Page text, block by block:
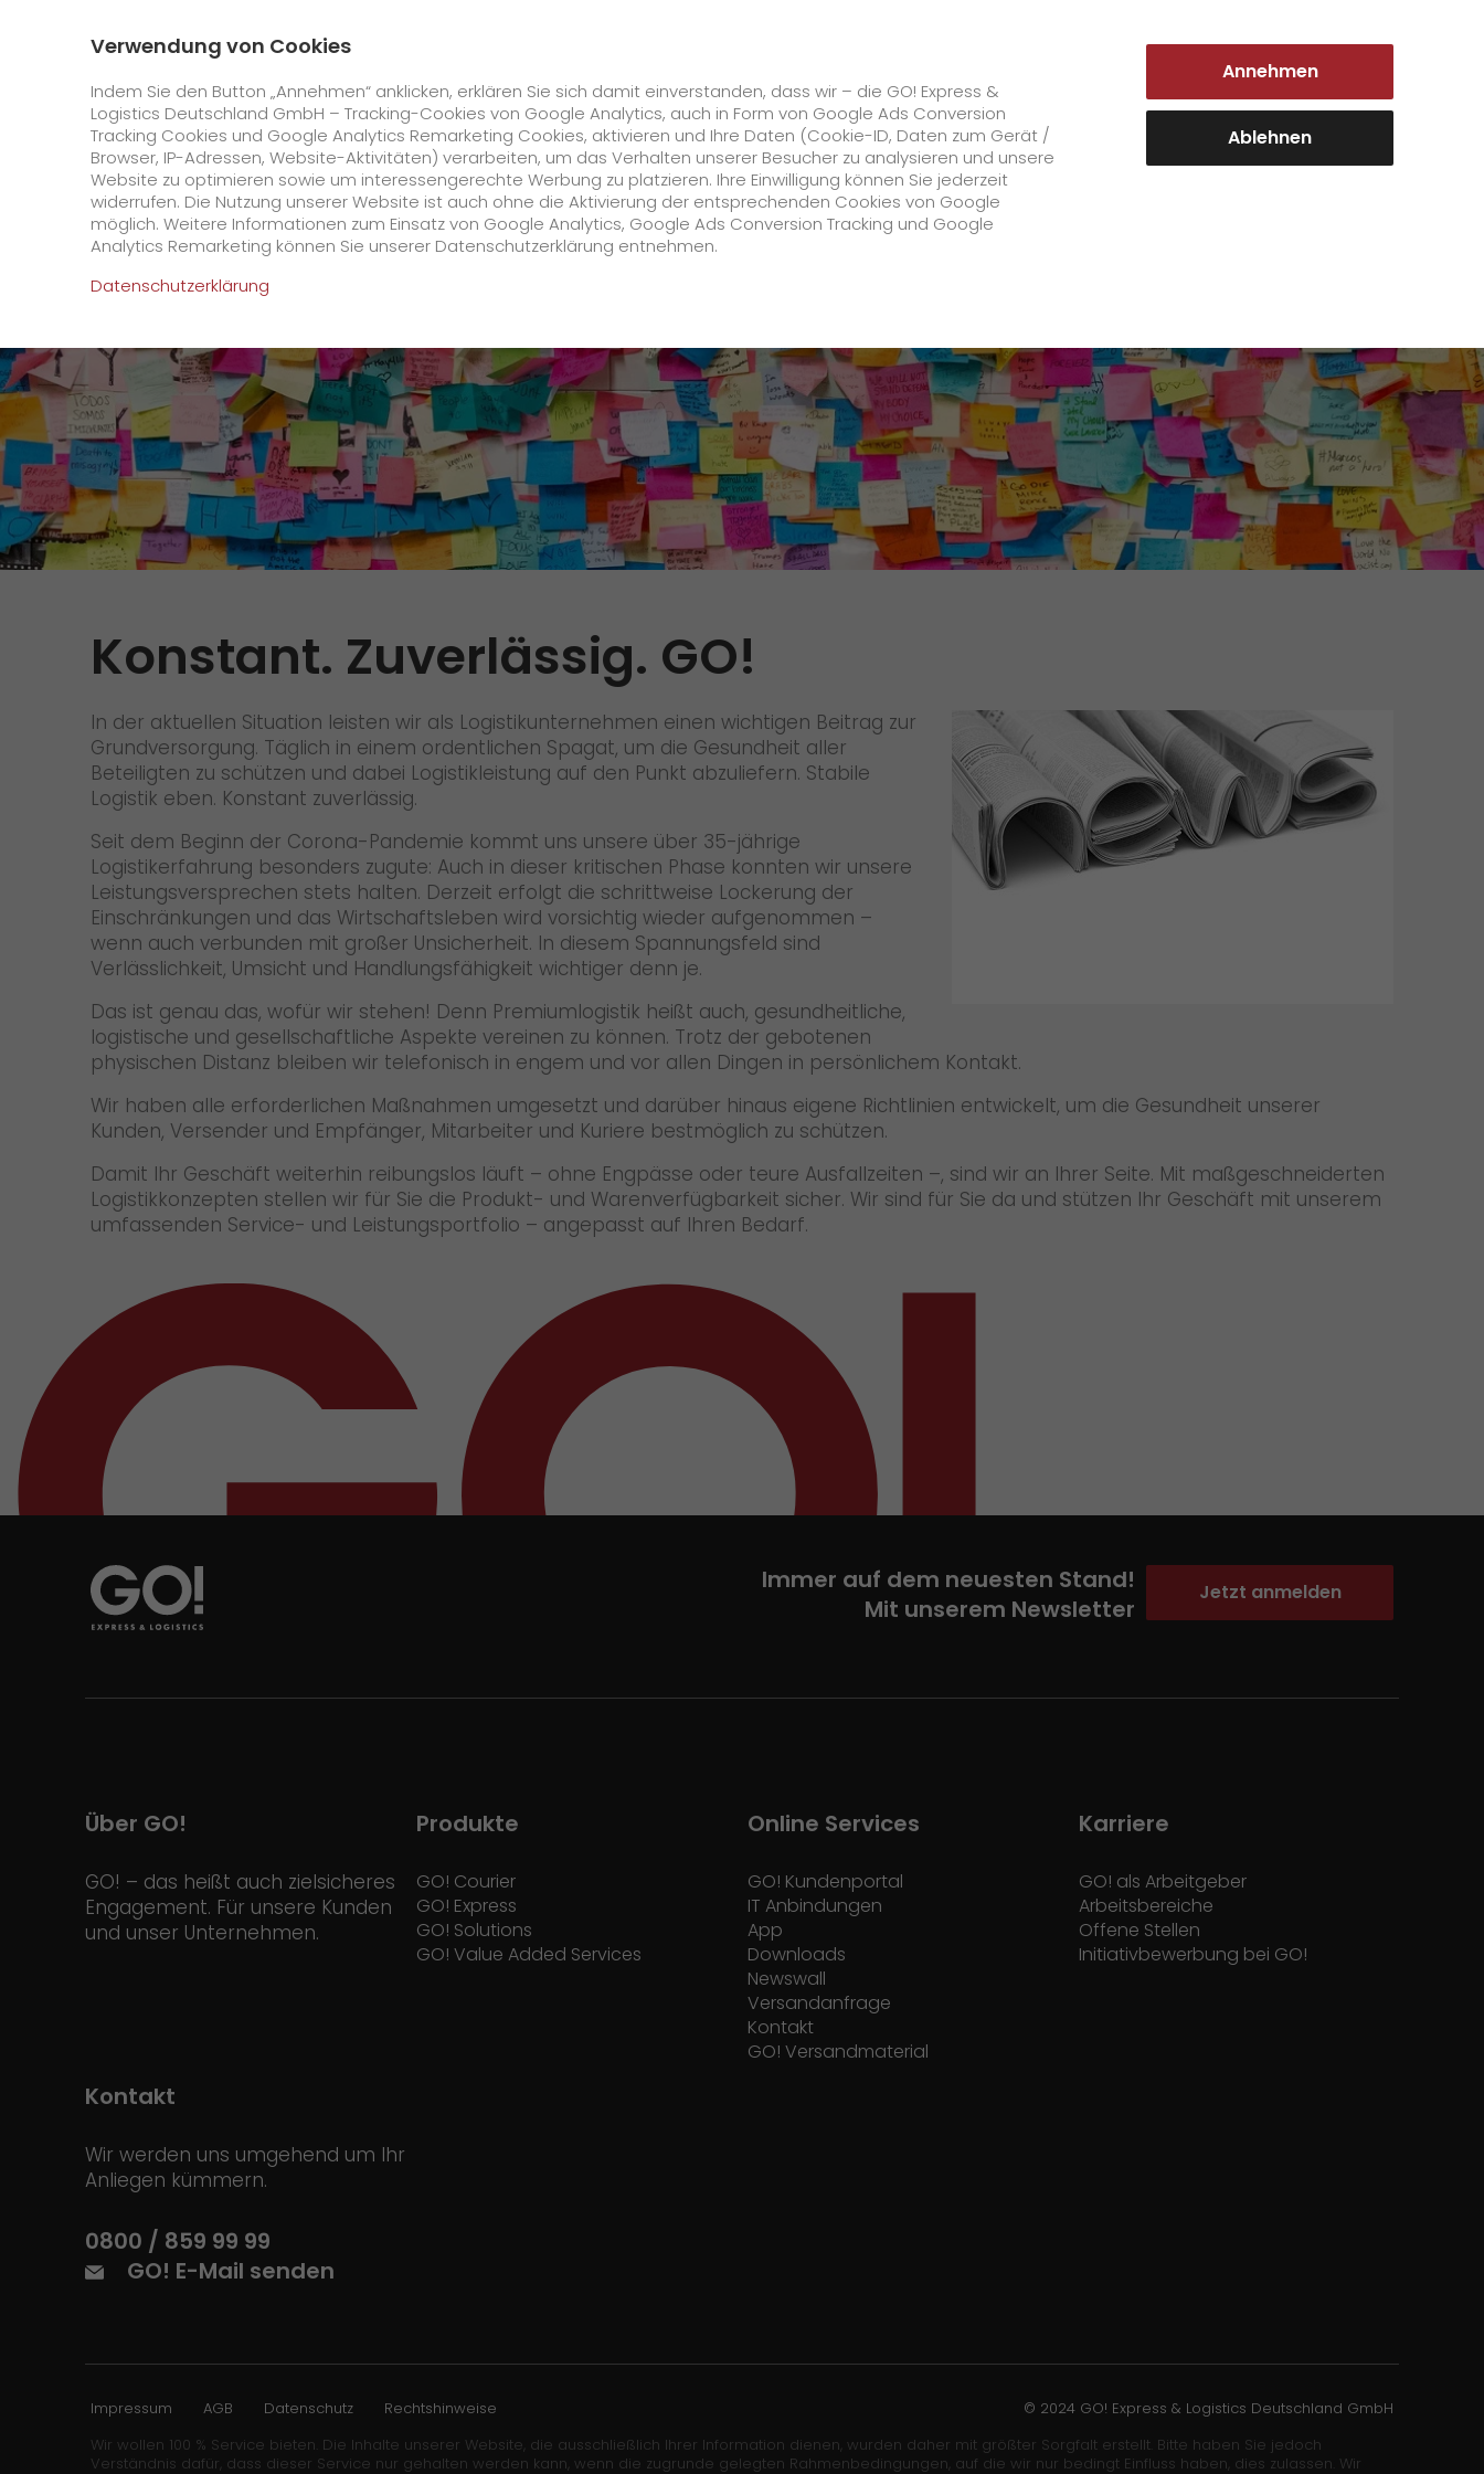
Login Kundenportal
GO! Courier GO! Express GO! Solutions GO! Value Added Services
Online Services
GO! Kundenportal
App
Downloads
Newswall
+
Wir rocken Ihre Logistik
Tiroler Currywurst in
GO! erhält Auszeichnung
„Höchste Kundenempfehlung“
>
Versandanfrage
Kontakt
Unternehmen
Daten & Fakten
Historie
CSR
Qualität
Zertifizierungen
Auszeichnungen
Pressematerial
>
Offene Stellen
Initiativbewerbung bei GO!
+
Initiativbewerbung als Kurier
Initiativbewerbung als Mitarbeiter
Initiativbewerbung als Sortierkraft
Startseite Online Services Newswall Konstant. Zuverlässig. GO!
Konstant. Zuverlässig. GO!
In der aktuellen Situation leisten wir als Logistikunternehmen einen wichtigen Beitrag zur
Grundversorgung. Täglich in einem ordentlichen Spagat, um die Gesundheit aller
Beteiligten zu schützen und dabei Logistikleistung auf den Punkt abzuliefern. Stabile
Logistik eben. Konstant zuverlässig.
Seit dem Beginn der Corona-Pandemie kommt uns unsere über 35-jährige
Logistikerfahrung besonders zugute: Auch in dieser kritischen Phase konnten wir unsere
Leistungsversprechen stets halten. Derzeit erfolgt die schrittweise Lockerung der
Einschränkungen und das Wirtschaftsleben wird vorsichtig wieder aufgenommen –
wenn auch verbunden mit großer Unsicherheit. In diesem Spannungsfeld sind
Verlässlichkeit, Umsicht und Handlungsfähigkeit wichtiger denn je.
Das ist genau das, wofür wir stehen! Denn Premiumlogistik heißt auch, gesundheitliche,
logistische und gesellschaftliche Aspekte vereinen zu können. Trotz der gebotenen
physischen Distanz bleiben wir telefonisch in engem und vor allen Dingen in persönlichem Kontakt.
Wir haben alle erforderlichen Maßnahmen umgesetzt und darüber hinaus eigene Richtlinien entwickelt, um die Gesundheit unserer
Kunden, Versender und Empfänger, Mitarbeiter und Kuriere bestmöglich zu schützen.
Damit Ihr Geschäft weiterhin reibungslos läuft – ohne Engpässe oder teure Ausfallzeiten –, sind wir an Ihrer Seite. Mit maßgeschneiderten
Logistikkonzepten stellen wir für Sie die Produkt- und Warenverfügbarkeit sicher. Wir sind für Sie da und stützen Ihr Geschäft mit unserem
umfassenden Service- und Leistungsportfolio – angepasst auf Ihren Bedarf.
Immer auf dem neuesten Stand!
Mit unserem Newsletter
Jetzt anmelden
Über GO!
GO! – das heißt auch zielsicheres
Engagement. Für unsere Kunden
und unser Unternehmen.
Produkte
GO! Courier
GO! Express
GO! Solutions
GO! Value Added Services
Online Services
GO! Kundenportal
IT Anbindungen
App
Downloads
Newswall
Versandanfrage
Kontakt
GO! Versandmaterial
Karriere
GO! als Arbeitgeber
Arbeitsbereiche
Offene Stellen
Initiativbewerbung bei GO!
Kontakt
Wir werden uns umgehend um Ihr
Anliegen kümmern.
0800 / 859 99 99
GO! E-Mail senden
Impressum AGB Datenschutz
Rechtshinweise
Wir wollen 100 % Service bieten. Die Inhalte unserer Website, die ausschließlich Ihrer Information dienen, wurden daher mit größter Sorgfalt erstellt. Bitte haben Sie jedoch
Verständnis dafür, dass dieser Service nur gehalten werden kann, wenn die zugrunde gelegten Rahmenbedingungen, auf die wir nur bedingt Einfluss haben, dies zulassen. Wir
© 2024 GO! Express & Logistics Deutschland GmbH
Verwendung von Cookies
Indem Sie den Button „Annehmen“ anklicken, erklären Sie sich damit einverstanden, dass wir – die GO! Express &
Logistics Deutschland GmbH – Tracking-Cookies von Google Analytics, auch in Form von Google Ads Conversion
Tracking Cookies und Google Analytics Remarketing Cookies, aktivieren und Ihre Daten (Cookie-ID, Daten zum Gerät /
Browser, IP-Adressen, Website-Aktivitäten) verarbeiten, um das Verhalten unserer Besucher zu analysieren und unsere
Website zu optimieren sowie um interessengerechte Werbung zu platzieren. Ihre Einwilligung können Sie jederzeit
widerrufen. Die Nutzung unserer Website ist auch ohne die Aktivierung der entsprechenden Cookies von Google
möglich. Weitere Informationen zum Einsatz von Google Analytics, Google Ads Conversion Tracking und Google
Analytics Remarketing können Sie unserer Datenschutzerklärung entnehmen.
Datenschutzerklärung
Annehmen
Ablehnen